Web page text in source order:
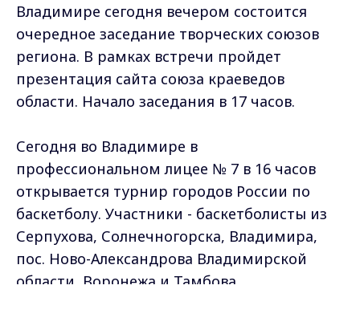
Владимире сегодня вечером состоится
очередное заседание творческих союзов
региона. В рамках встречи пройдет
презентация сайта союза краеведов
области. Начало заседания в 17 часов.
Сегодня во Владимире в
профессиональном лицее № 7 в 16 часов
открывается турнир городов России по
баскетболу. Участники - баскетболисты из
Серпухова, Солнечногорска, Владимира,
пос. Ново-Александрова Владимирской
области, Воронежа и Тамбова.